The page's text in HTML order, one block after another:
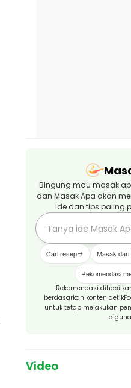
Bingung mau masak
dan Masak Apa akan
ide dan tips paling
Cari resep Masak dari
Rekomendasi
Rekomendasi
berdasarkan konten
untuk tetap melakukan
Video